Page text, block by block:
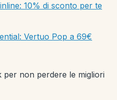
10% di sconto per te
Vertuo Pop a 69€
per non perdere le migliori